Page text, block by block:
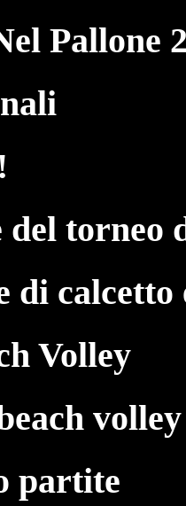
Pallone
del torneo
di
Volley
volley
partite